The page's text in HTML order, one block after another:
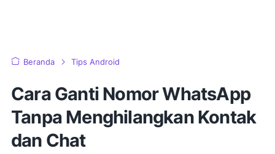
Beranda Tips Android
Cara Ganti Nomor WhatsApp
Tanpa Menghilangkan Kontak
dan Chat